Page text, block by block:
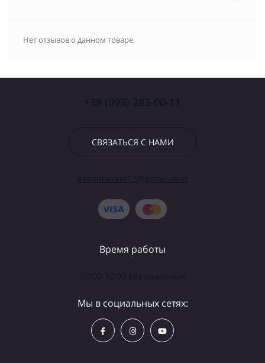
Нет отзывов о данном товаре.
СВЯЗАТЬСЯ С НАМИ
Время работы
Мы в социальных сетях: